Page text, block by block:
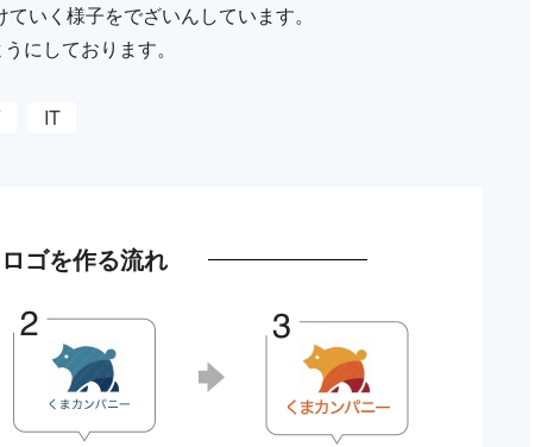
いく様子をでざいんしています。
にしております。
IT
ロゴを作る流れ